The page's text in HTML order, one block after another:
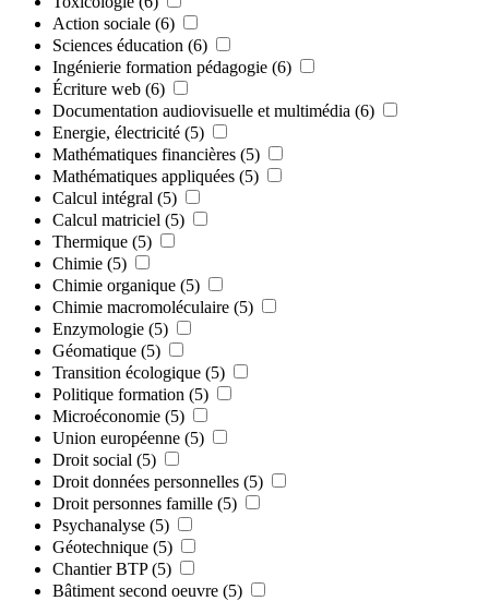
Action sociale (6)
Sciences éducation (6)
Ingénierie formation pédagogie (6)
Écriture web (6)
Documentation audiovisuelle et multimédia (6)
Energie, électricité (5)
Mathématiques financières (5)
Mathématiques appliquées (5)
Calcul intégral (5)
Calcul matriciel (5)
Thermique (5)
Chimie (5)
Chimie organique (5)
Chimie macromoléculaire (5)
Enzymologie (5)
Géomatique (5)
Transition écologique (5)
Politique formation (5)
Microéconomie (5)
Union européenne (5)
Droit social (5)
Droit données personnelles (5)
Droit personnes famille (5)
Psychanalyse (5)
Géotechnique (5)
Chantier BTP (5)
Bâtiment second oeuvre (5)